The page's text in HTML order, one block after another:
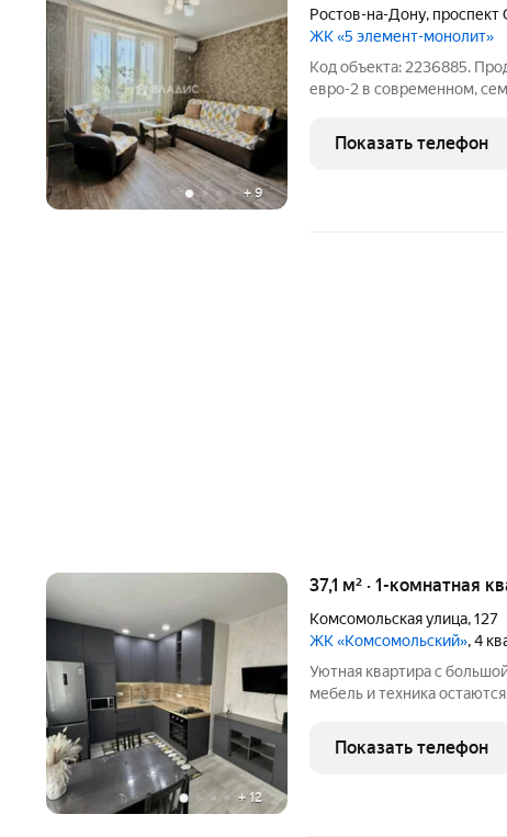
+9
Ростов-на-Дону,
ЖК «5 элемент-монолит»
Код объекта: 2236885.
евро-2 в современном,
Выполнен качественный
установлена и
Показать телефон
+ 12
37,1 м² · 1-комнатная
Комсомольская улица,127
ЖК «Комсомольский», 4
Уютная квартира с
мебель и техника
шлагбаумом, в доме есть
детских и
Показать телефон